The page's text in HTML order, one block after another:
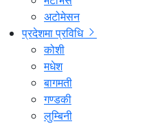
अटोमेसन
प्रदेशमा प्रविधि
कोशी
मधेश
बागमती
गण्डकी
लुम्बिनी